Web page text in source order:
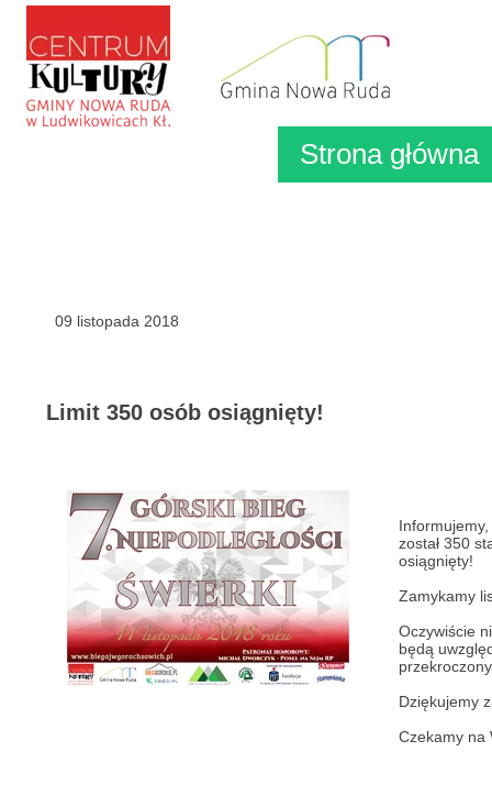
09 listopada 2018
został 350
osiągnięty!
Zamykamy
Oczywiście
będą
Dziękujemy
Czekamy na
Limit 350 osób osiągnięty!
Strona główna